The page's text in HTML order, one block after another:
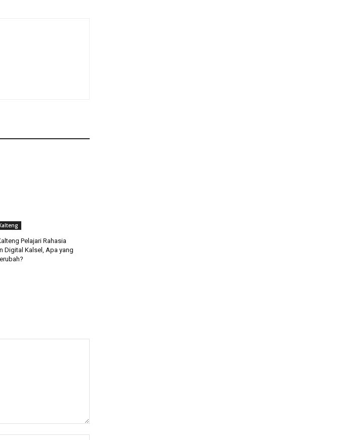
Pelajari Rahasia
Digital Kalsel, Apa yang